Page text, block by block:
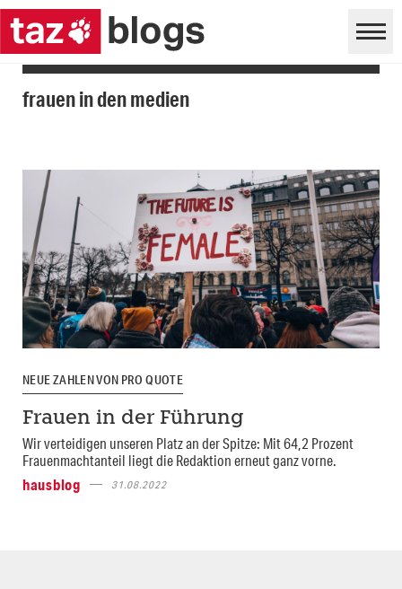
frauen in den medien
NEUE ZAHLEN VON PRO QUOTE
Frauen in der Führung
Wir verteidigen unseren Platz an der Spitze: Mit 64,2 Prozent
Frauenmachtanteil liegt die Redaktion erneut ganz vorne.
hausblog
31.08.2022